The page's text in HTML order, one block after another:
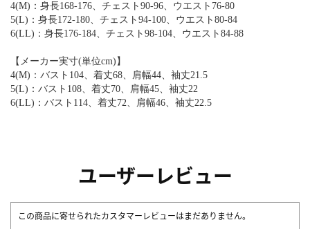
4(M)：身長168-176、チェスト90-96、ウエスト76-80
5(L)：身長172-180、チェスト94-100、ウエスト80-84
6(LL)：身長176-184、チェスト98-104、ウエスト84-88
【メーカー実寸(単位cm)】
4(M)：バスト104、着丈68、肩幅44、袖丈21.5
5(L)：バスト108、着丈70、肩幅45、袖丈22
6(LL)：バスト114、着丈72、肩幅46、袖丈22.5
ユーザーレビュー
この商品に寄せられたカスタマーレビューはまだありません。